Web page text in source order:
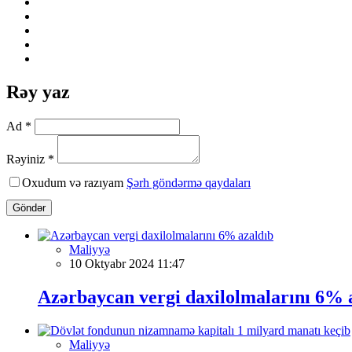
Rəy yaz
Ad *
Rəyiniz *
Oxudum və razıyam Şərh göndərmə qaydaları
Göndər
Maliyyə
10 Oktyabr 2024 11:47
Azərbaycan vergi daxilolmalarını 6%
Maliyyə